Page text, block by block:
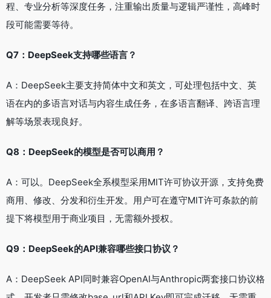
程、专业分析等深度任务，注重输出质量与逻辑严谨性，高峰时
段可能需要等待。
Q7：DeepSeek支持哪些语言？
A：DeepSeek主要支持简体中文和英文，可处理包括中文、英
语在内的多语言对话与内容生成任务，在多语言翻译、跨语言理
解等场景表现良好。
Q8：DeepSeek的模型是否可以商用？
A：可以。DeepSeek全系模型采用MIT许可协议开源，支持免费
商用、修改、分发和衍生开发。用户可在遵守MIT许可条款的前
提下将模型用于商业项目，无需额外授权。
Q9：DeepSeek的API兼容哪些接口协议？
A：DeepSeek API同时兼容OpenAI与Anthropic两套接口协议格